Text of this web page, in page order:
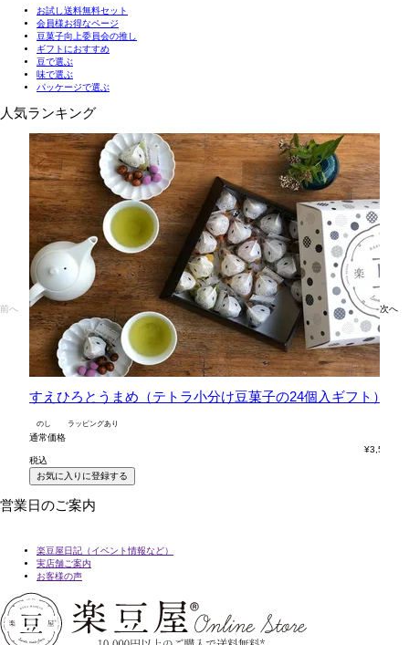
お試し送料無料セット
会員様お得なページ
豆菓子向上委員会の推し
ギフトにおすすめ
豆で選ぶ
味で選ぶ
パッケージで選ぶ
人気ランキング
前へ
すえひろとうまめ（テトラ小分け豆菓子の24個入ギフト）
のし ラッピングあり
通常価格
¥3,564
税込
お気に入りに登録する
次へ
営業日のご案内
楽豆屋日記（イベント情報など）
実店舗ご案内
お客様の声